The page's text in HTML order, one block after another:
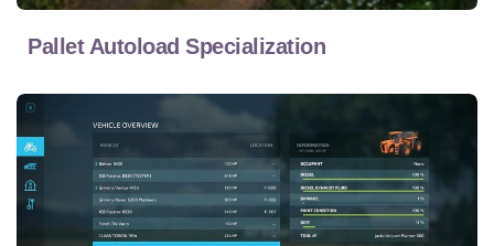
Pallet Autoload Specialization